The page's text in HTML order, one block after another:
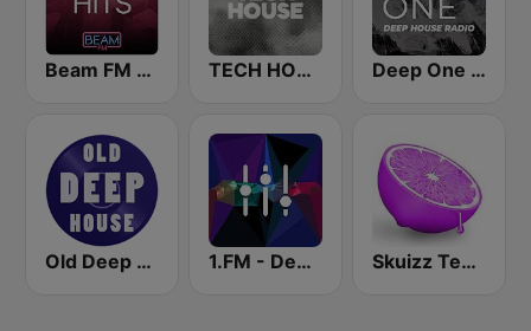
Beam FM - Adult Hits TECH HOUSE Deep One Radio
Old Deep House Music 1.FM - Deep House Skuizz Tech-House